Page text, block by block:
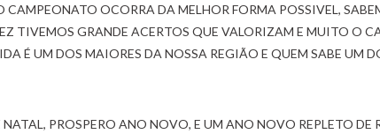
CAMPEONATO OCORRA DA MELHOR FORMA POSSIVEL,
TIVEMOS GRANDE ACERTOS QUE VALORIZAM E MUITO O
É UM DOS MAIORES DA NOSSA REGIÃO E QUEM SABE UM
PROSPERO ANO NOVO, E UM ANO NOVO REPLETO DE